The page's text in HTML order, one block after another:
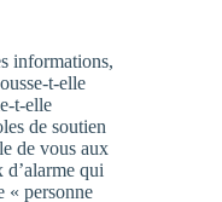
informations,
t-elle
t-elle
de soutien
de vous aux
d’alarme qui
« personne